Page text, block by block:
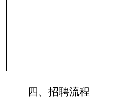
四、招聘流程